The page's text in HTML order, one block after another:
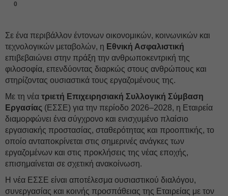
0
Σε ένα περιβάλλον έντονων οικονομικών, κοινωνικών και
τεχνολογικών μεταβολών, η Εθνική Ασφαλιστική
επιβεβαιώνει στην πράξη την ανθρωποκεντρική της
φιλοσοφία, επενδύοντας διαρκώς στους ανθρώπους και
στηρίζοντας ουσιαστικά τους εργαζομένους της.
Με τη νέα τριετή Επιχειρησιακή Συλλογική Σύμβαση
Εργασίας (ΕΣΣΕ) για την περίοδο 2026–2028, η Εταιρεία
διαμορφώνει ένα σύγχρονο και ενισχυμένο πλαίσιο
εργασιακής προστασίας, σταθερότητας και προοπτικής, το
οποίο ανταποκρίνεται στις σημερινές ανάγκες των
εργαζομένων και στις προκλήσεις της νέας εποχής,
επισημαίνεται σε σχετική ανακοίνωση.
Η νέα ΕΣΣΕ είναι αποτέλεσμα ουσιαστικού διαλόγου,
συνεργασίας και κοινής προσπάθειας της Εταιρείας με τον